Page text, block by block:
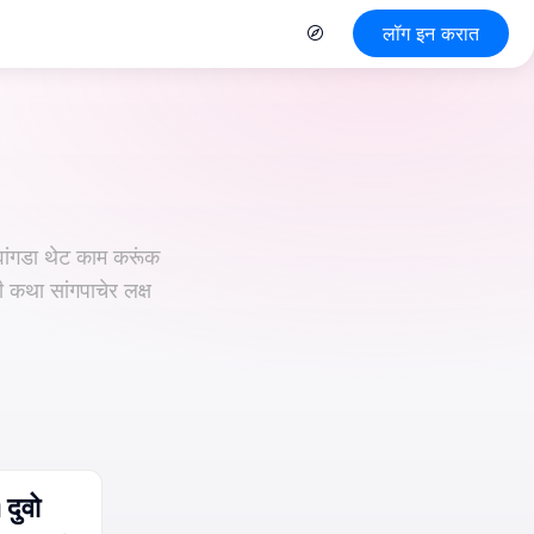
लॉग इन करात
थेट काम करूंक
सांगपाचेर लक्ष
दुवो